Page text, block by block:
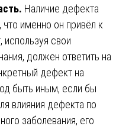
Наличие дефекта
именно он привёл к
используя свои
должен ответить на
дефект на
быть иным, если бы
влияния дефекта по
заболевания, его